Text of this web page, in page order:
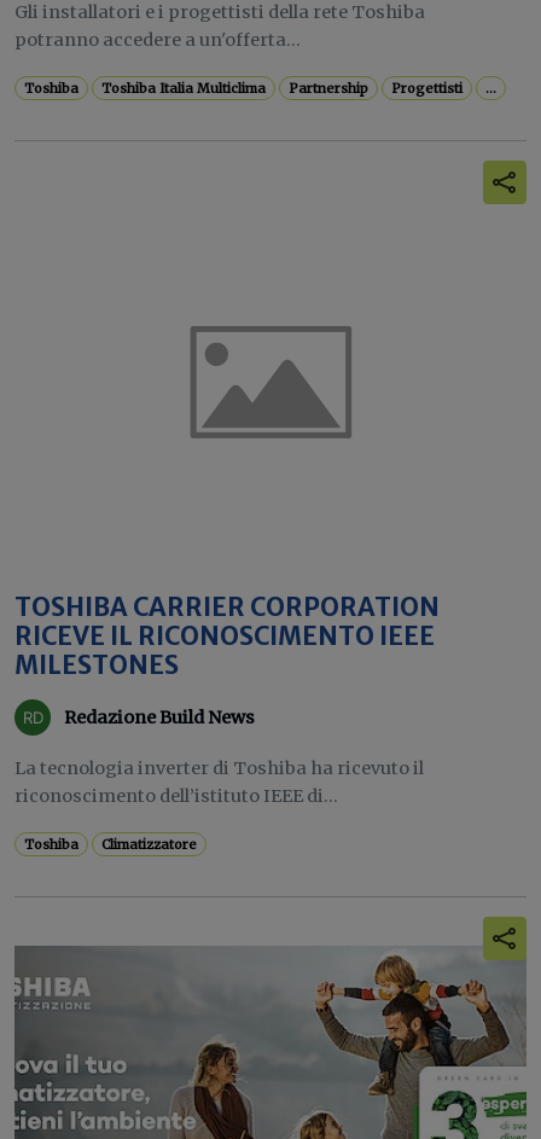
Gli installatori e i progettisti della rete Toshiba
potranno accedere a un'offerta...
Toshiba Toshiba Italia Multiclima Partnership Progettisti ...
TOSHIBA CARRIER CORPORATION
RICEVE IL RICONOSCIMENTO IEEE
MILESTONES
Redazione Build News
La tecnologia inverter di Toshiba ha ricevuto il
riconoscimento dell’istituto IEEE di...
Toshiba Climatizzatore